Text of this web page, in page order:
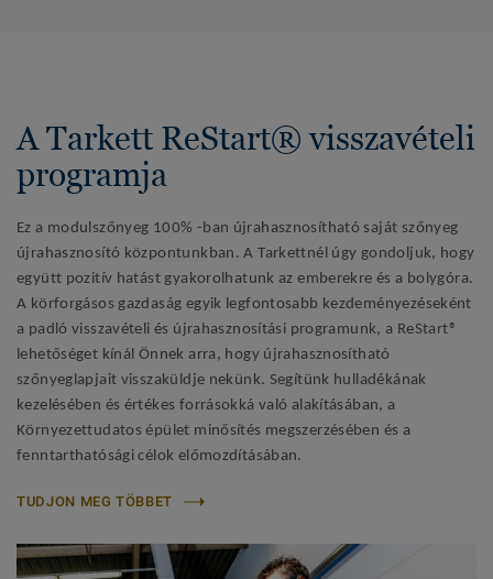
A Tarkett ReStart® visszavételi
programja
Ez a modulszőnyeg 100% -ban újrahasznosítható saját szőnyeg
újrahasznosító központunkban. A Tarkettnél úgy gondoljuk, hogy
együtt pozitív hatást gyakorolhatunk az emberekre és a bolygóra.
A körforgásos gazdaság egyik legfontosabb kezdeményezéseként
a padló visszavételi és újrahasznosítási programunk, a ReStart®
lehetőséget kínál Önnek arra, hogy újrahasznosítható
szőnyeglapjait visszaküldje nekünk. Segítünk hulladékának
kezelésében és értékes forrásokká való alakításában, a
Környezettudatos épület minősítés megszerzésében és a
fenntarthatósági célok előmozdításában.
TUDJON MEG TÖBBET